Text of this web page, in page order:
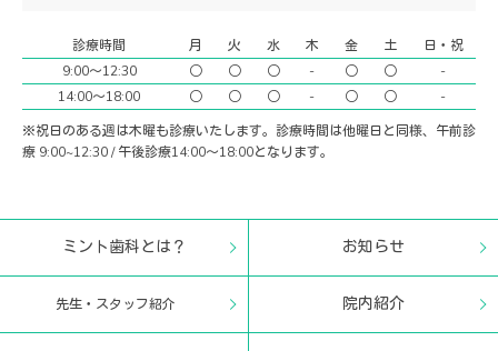
診療時間 月 火 水 木 金 土
日・祝
9:00〜12:30
○ ○ ○ - ○ ○
-
14:00〜18:00
○ ○ ○ - ○ ○
-
※祝日のある週は木曜も診療いたします。診療時間は他曜日と同様、午前診
療 9:00~12:30 / 午後診療14:00〜18:00となります。
ミント歯科とは？ お知らせ
先生・スタッフ紹介 院内紹介